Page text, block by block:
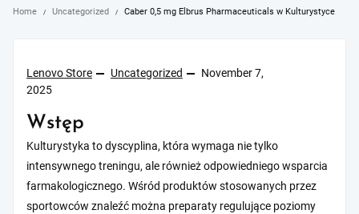
Home Uncategorized Caber 0,5 mg Elbrus Pharmaceuticals w Kulturystyce
Lenovo Store Uncategorized
November 7,
2025
Wstęp
Kulturystyka to dyscyplina, która wymaga nie tylko
intensywnego treningu, ale również odpowiedniego wsparcia
farmakologicznego. Wśród produktów stosowanych przez
sportowców znaleźć można preparaty regulujące poziomy